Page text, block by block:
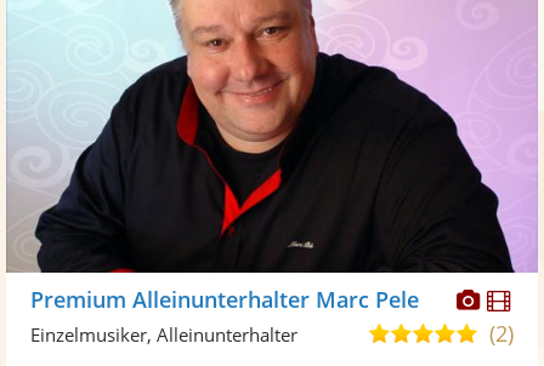
Premium Alleinunterhalter Marc Pele
5,0(2)
Einzelmusiker, Alleinunterhalter